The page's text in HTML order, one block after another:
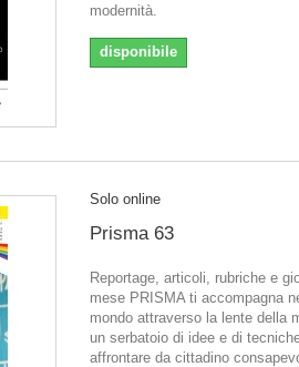
modernità.
disponibile
Solo online
Prisma 63
Reportage, articoli, rubriche e
mese PRISMA ti accompagna
mondo attraverso la lente della
un serbatoio di idee e di
affrontare da cittadino